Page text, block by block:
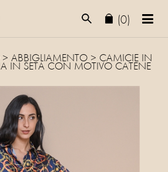
(0)
ABBIGLIAMENTO > CAMICIEIN
IN SETA CON MOTIVO CATENE